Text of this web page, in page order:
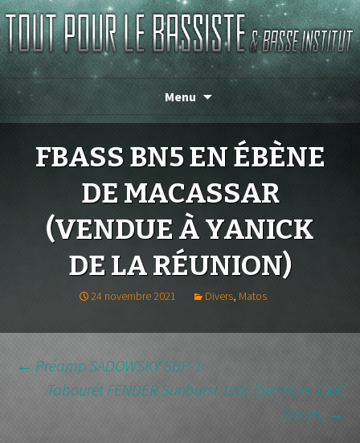
TOUT POUR LE BASSISTE
Menu
FBASS BN5 EN ÉBÈNE
DE MACASSAR
(VENDUE À YANICK
DE LA RÉUNION)
24 novembre 2021 Divers, Matos
NAVIGATION
← Préamp SADOWSKY SBP-1
Tabouret FENDER Sunburst 120€ (58cm) et 130€
(73cm) →